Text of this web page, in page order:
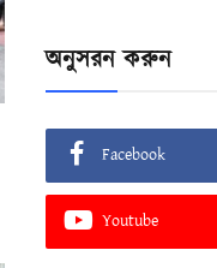
অনুসরন করুন
Facebook
Youtube